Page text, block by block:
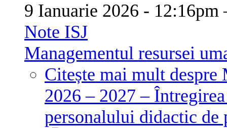
9 Ianuarie 2026 -
Note ISJ
Managementul resursei
Citește mai mult despre
2026 – 2027 –
personalului didactic de